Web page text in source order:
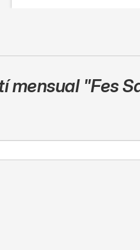
mensual "Fes